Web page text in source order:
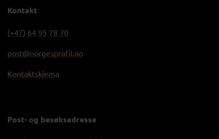
Kontakt
(+47) 64 95 78 70
post@norgesprofil.no
Kontaktskjema
Post- og besøksadresse